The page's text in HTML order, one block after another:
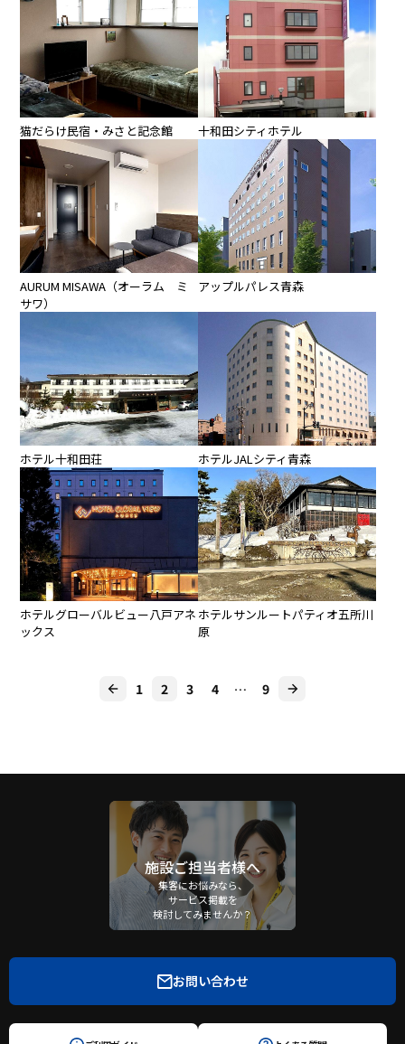
猫だらけ民宿・みさと記念館 十和田シティホテル
AURUM MISAWA（オーラム ミ
サワ）
アップルパレス青森
ホテル十和田荘 ホテルJALシティ青森
ホテルグローバルビュー八戸アネ
ックス
ホテルサンルートパティオ五所川
原
1 2 3 4 … 9
施設ご担当者様へ
集客にお悩みなら、
サービス掲載を
検討してみませんか？
お問い合わせ